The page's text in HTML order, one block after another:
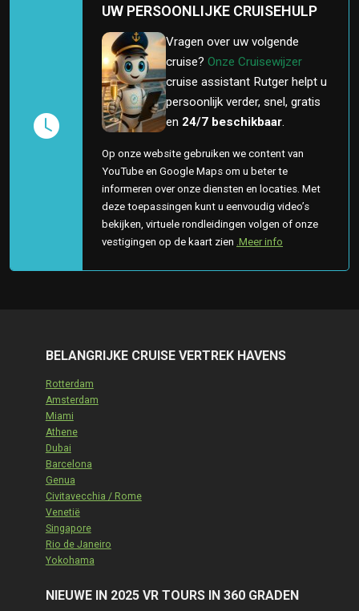
UW PERSOONLIJKE CRUISEHULP
Vragen over uw volgende
cruise? Onze Cruisewijzer
cruise assistant Rutger helpt u
persoonlijk verder, snel, gratis
en 24/7 beschikbaar
Op onze website gebruiken we content van
YouTube en Google Maps om u beter te
informeren over onze diensten en locaties. Met
deze toepassingen kunt u eenvoudig video’s
bekijken, virtuele rondleidingen volgen of onze
vestigingen op de kaart zien .Meer info
BELANGRIJKE CRUISE VERTREK HAVENS
Rotterdam
Amsterdam
Miami
Athene
Dubai
Barcelona
Genua
Civitavecchia / Rome
Venetië
Singapore
Rio de Janeiro
Yokohama
NIEUWE IN 2025 VR TOURS IN 360 GRADEN